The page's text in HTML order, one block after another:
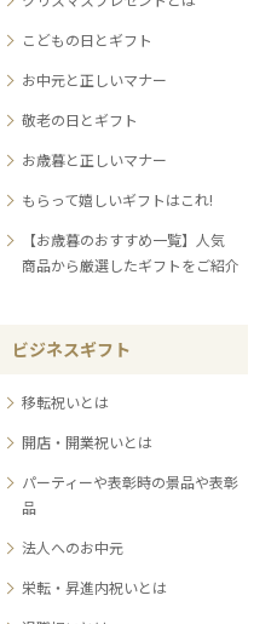
こどもの日とギフト
お中元と正しいマナー
敬老の日とギフト
お歳暮と正しいマナー
もらって嬉しいギフトはこれ!
【お歳暮のおすすめ一覧】人気
商品から厳選したギフトをご紹介
ビジネスギフト
移転祝いとは
開店・開業祝いとは
パーティーや表彰時の景品や表彰
品
法人へのお中元
栄転・昇進内祝いとは